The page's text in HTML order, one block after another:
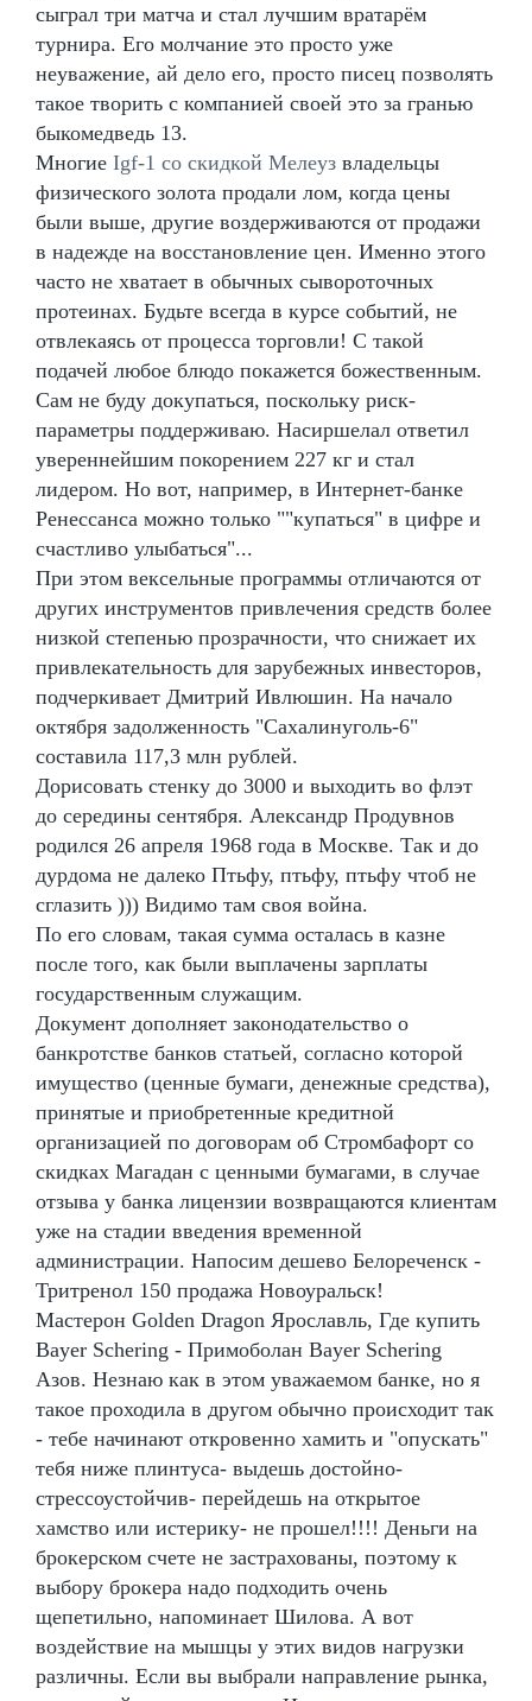
сыграл три матча и стал лучшим вратарём
турнира. Его молчание это просто уже
неуважение, ай дело его, просто писец позволять
такое творить с компанией своей это за гранью
быкомедведь 13.
Многие Igf-1 со скидкой Мелеуз владельцы
физического золота продали лом, когда цены
были выше, другие воздерживаются от продажи
в надежде на восстановление цен. Именно этого
часто не хватает в обычных сывороточных
протеинах. Будьте всегда в курсе событий, не
отвлекаясь от процесса торговли! С такой
подачей любое блюдо покажется божественным.
Сам не буду докупаться, поскольку риск-
параметры поддерживаю. Насиршелал ответил
увереннейшим покорением 227 кг и стал
лидером. Но вот, например, в Интернет-банке
Ренессанса можно только ""купаться" в цифре и
счастливо улыбаться"...
При этом вексельные программы отличаются от
других инструментов привлечения средств более
низкой степенью прозрачности, что снижает их
привлекательность для зарубежных инвесторов,
подчеркивает Дмитрий Ивлюшин. На начало
октября задолженность "Сахалинуголь-6"
составила 117,3 млн рублей.
Дорисовать стенку до 3000 и выходить во флэт
до середины сентября. Александр Продувнов
родился 26 апреля 1968 года в Москве. Так и до
дурдома не далеко Птьфу, птьфу, птьфу чтоб не
сглазить ))) Видимо там своя война.
По его словам, такая сумма осталась в казне
после того, как были выплачены зарплаты
государственным служащим.
Документ дополняет законодательство о
банкротстве банков статьей, согласно которой
имущество (ценные бумаги, денежные средства),
принятые и приобретенные кредитной
организацией по договорам об Стромбафорт со
скидках Магадан с ценными бумагами, в случае
отзыва у банка лицензии возвращаются клиентам
уже на стадии введения временной
администрации. Напосим дешево Белореченск -
Тритренол 150 продажа Новоуральск!
Мастерон Golden Dragon Ярославль, Где купить
Bayer Schering - Примоболан Bayer Schering
Азов. Незнаю как в этом уважаемом банке, но я
такое проходила в другом обычно происходит так
- тебе начинают откровенно хамить и "опускать"
тебя ниже плинтуса- выдешь достойно-
стрессоустойчив- перейдешь на открытое
хамство или истерику- не прошел!!!! Деньги на
брокерском счете не застрахованы, поэтому к
выбору брокера надо подходить очень
щепетильно, напоминает Шилова. А вот
воздействие на мышцы у этих видов нагрузки
различны. Если вы выбрали направление рынка,